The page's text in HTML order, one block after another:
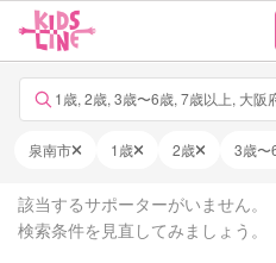
1歳, 2歳, 3歳〜6歳, 7歳以上, 大
泉南市 1歳 2歳 3歳〜
該当するサポーターがいません。
検索条件を見直してみましょう。